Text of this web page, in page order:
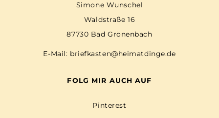
Simone Wunschel
Waldstraße 16
87730 Bad Grönenbach
E-Mail: briefkasten@heimatdinge.de
FOLG MIR AUCH AUF
Pinterest